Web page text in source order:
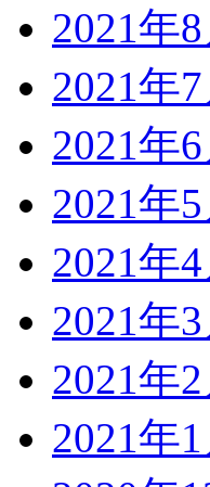
2021年8
2021年7
2021年6
2021年5
2021年4
2021年3
2021年2
2021年1